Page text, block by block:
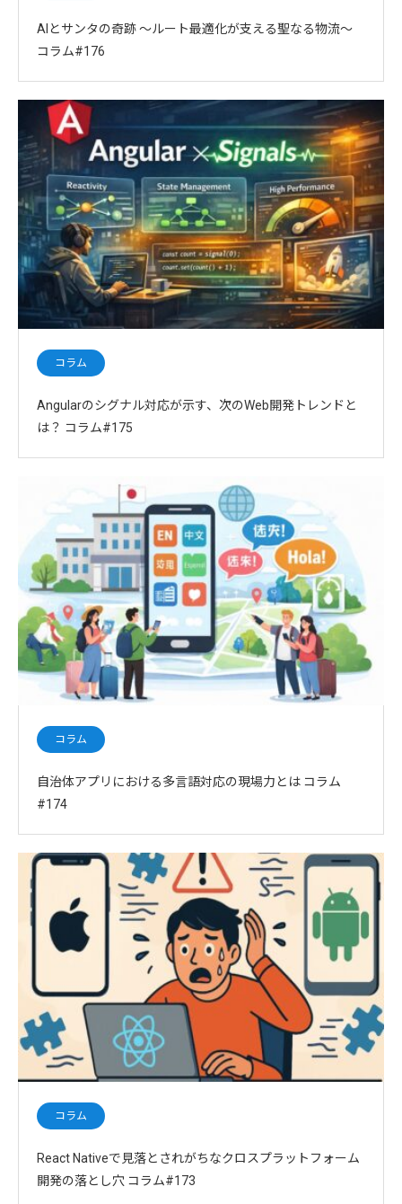
AIとサンタの奇跡 〜ルート最適化が支える聖なる物流〜
コラム#176
コラム
Angularのシグナル対応が示す、次のWeb開発トレンドと
は？ コラム#175
コラム
自治体アプリにおける多言語対応の現場力とは コラム
#174
コラム
React Nativeで見落とされがちなクロスプラットフォーム
開発の落とし穴 コラム#173